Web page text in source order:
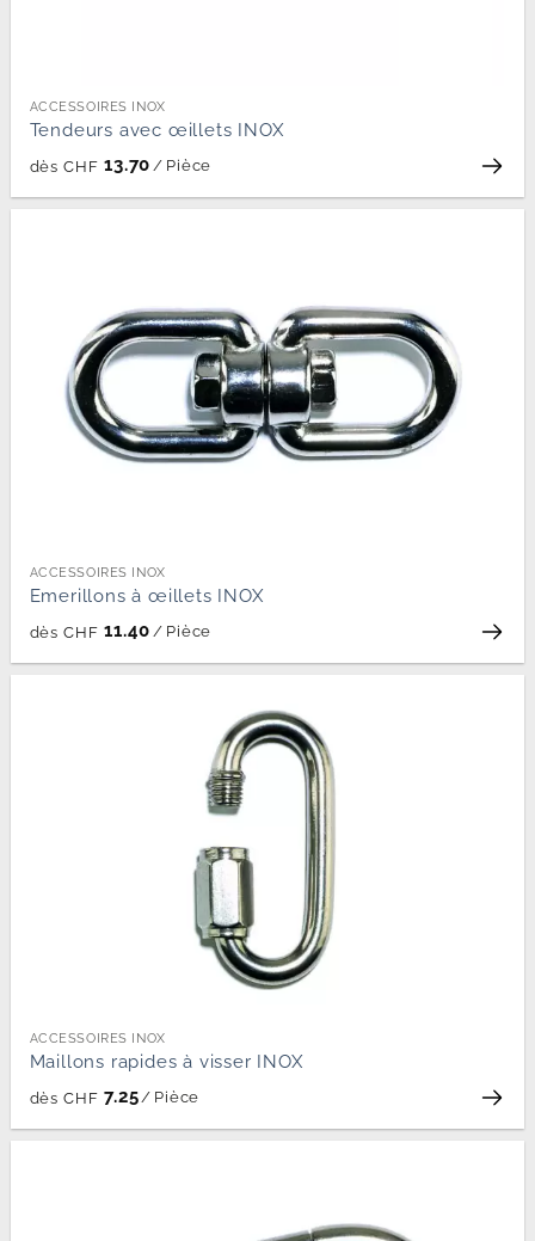
ACCESSOIRES INOX
Tendeurs avec œillets INOX
dès CHF 13.70 / Pièce
ACCESSOIRES INOX
Emerillons à œillets INOX
dès CHF 11.40 / Pièce
ACCESSOIRES INOX
Maillons rapides à visser INOX
dès CHF 7.25/ Pièce